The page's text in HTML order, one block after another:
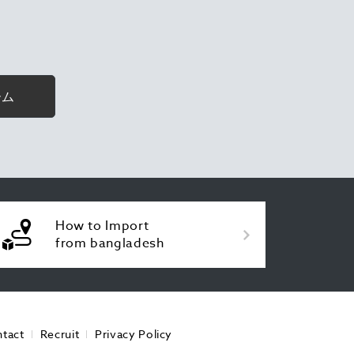
How to Import
from bangladesh
Recruit Privacy Policy